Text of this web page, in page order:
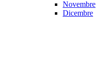
Novembre
Dicembre